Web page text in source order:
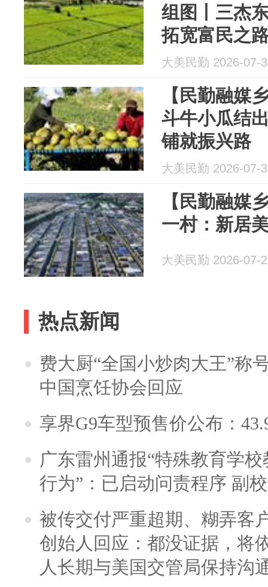
组图丨三杰
拓宽富民之
大美民勤 2026-07-
【民勤融媒
斗牛小瓜结
铺就振兴路
大美民勤 2026-07-
【民勤融媒
一村：新居
大美民勤 2026-07-
热点新闻
费大厨“全国小炒肉大王”称
中国烹饪协会回应
享界G9车型预售价公布：
广东雷州通报“特殊教育学
行为”：已启动问责程序 副
被传交付严重超期、糊弄客
创始人回应：都没证据，将
人长期与美国交管局保持沟